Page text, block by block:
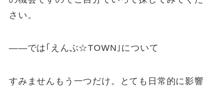
さい。
――では｢えんぶ☆TOWN｣について
すみませんもう一つだけ。とても日常的に影響